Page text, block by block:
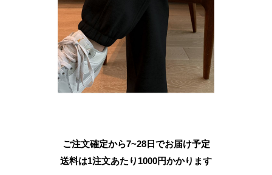
ご注文確定から7~28日でお届け予定
送料は1注文あたり 1000円かかります